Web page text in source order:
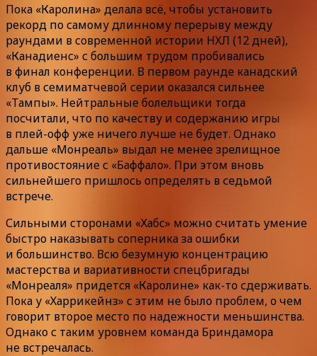
Пока «Каролина» делала всё, чтобы установить
рекорд по самому длинному перерыву между
раундами в современной истории НХЛ (12 дней),
«Канадиенс» с большим трудом пробивались
в финал конференции. В первом раунде канадский
клуб в семиматчевой серии оказался сильнее
«Тампы». Нейтральные болельщики тогда
посчитали, что по качеству и содержанию игры
в плей-офф уже ничего лучше не будет. Однако
дальше «Монреаль» выдал не менее зрелищное
противостояние с «Баффало». При этом вновь
сильнейшего пришлось определять в седьмой
встрече.
Сильными сторонами «Хабс» можно считать умение
быстро наказывать соперника за ошибки
и большинство. Всю безумную концентрацию
мастерства и вариативности спецбригады
«Монреаля» придется «Каролине» как-то сдерживать.
Пока у «Харрикейнз» с этим не было проблем, о чем
говорит второе место по надежности меньшинства.
Однако с таким уровнем команда Бриндамора
не встречалась.